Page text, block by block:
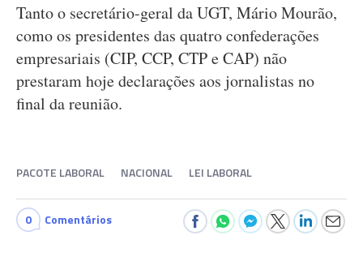
Tanto o secretário-geral da UGT, Mário Mourão,
como os presidentes das quatro confederações
empresariais (CIP, CCP, CTP e CAP) não
prestaram hoje declarações aos jornalistas no
final da reunião.
PACOTE LABORAL NACIONAL LEI LABORAL
0 Comentários